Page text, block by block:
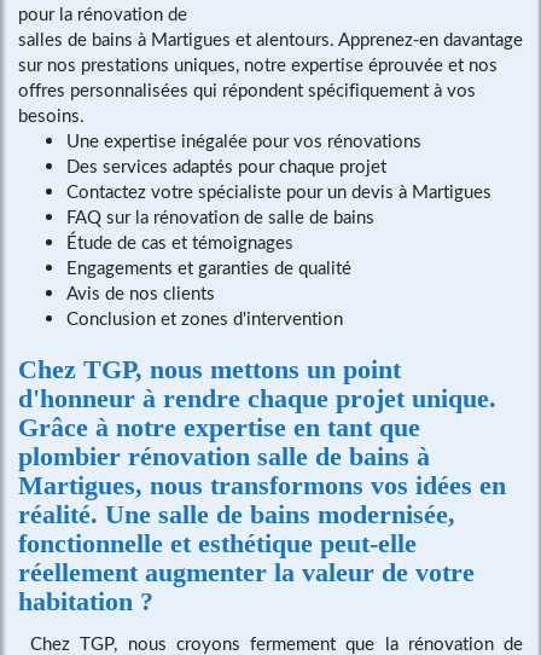
pour la rénovation de
salles de bains à Martigues et alentours. Apprenez-en davantage
sur nos prestations uniques, notre expertise éprouvée et nos
offres personnalisées qui répondent spécifiquement à vos
besoins.
Une expertise inégalée pour vos rénovations
Des services adaptés pour chaque projet
Contactez votre spécialiste pour un devis à Martigues
FAQ sur la rénovation de salle de bains
Étude de cas et témoignages
Engagements et garanties de qualité
Avis de nos clients
Conclusion et zones d'intervention
Chez TGP, nous mettons un point
d'honneur à rendre chaque projet unique.
Grâce à notre expertise en tant que
plombier rénovation salle de bains à
Martigues, nous transformons vos idées en
réalité. Une salle de bains modernisée,
fonctionnelle et esthétique peut-elle
réellement augmenter la valeur de votre
habitation ?
Chez TGP, nous croyons fermement que la rénovation de